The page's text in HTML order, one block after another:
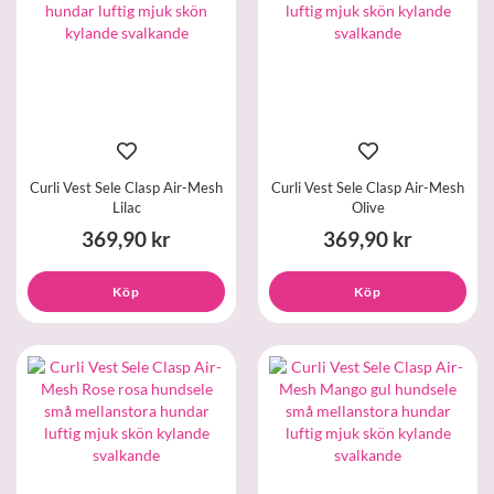
Curli Vest Sele Clasp Air-Mesh
Lilac
369,90 kr
Köp
Curli Vest Sele Clasp Air-Mesh
Olive
369,90 kr
Köp